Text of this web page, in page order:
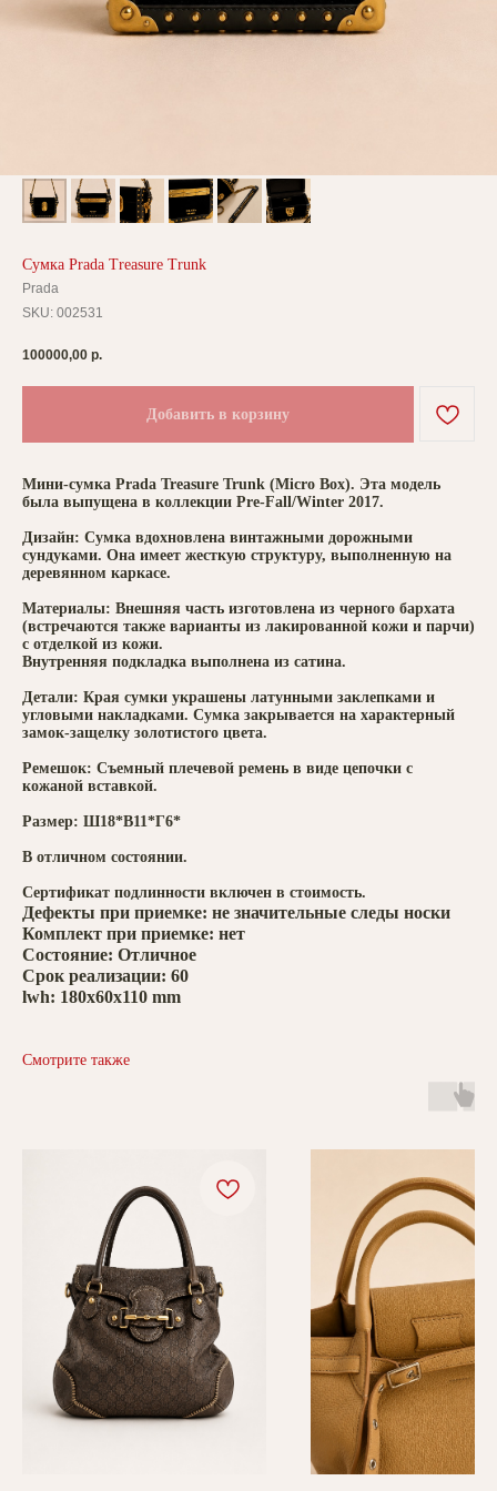
Сумка Prada Treasure Trunk
Prada
SKU: 002531
100000,00 р.
Добавить в корзину
Мини-сумка Prada Treasure Trunk (Micro Box). Эта модель
была выпущена в коллекции Pre-Fall/Winter 2017.
Дизайн: Сумка вдохновлена винтажными дорожными
сундуками. Она имеет жесткую структуру, выполненную на
деревянном каркасе.
Материалы: Внешняя часть изготовлена из черного бархата
(встречаются также варианты из лакированной кожи и парчи)
с отделкой из кожи.
Внутренняя подкладка выполнена из сатина.
Детали: Края сумки украшены латунными заклепками и
угловыми накладками. Сумка закрывается на характерный
замок-защелку золотистого цвета.
Ремешок: Съемный плечевой ремень в виде цепочки с
кожаной вставкой.
Размер: Ш18*В11*Г6*
В отличном состоянии.
Сертификат подлинности включен в стоимость.
Дефекты при приемке: не значительные следы носки
Комплект при приемке: нет
Состояние: Отличное
Срок реализации: 60
lwh: 180x60x110 mm
Смотрите также